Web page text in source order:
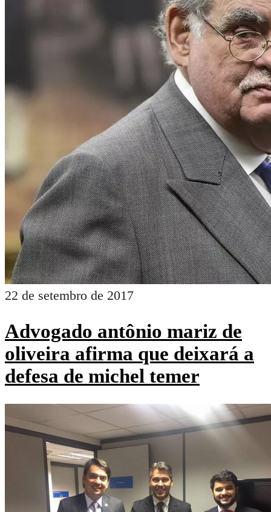
22 de setembro de 2017
Advogado antônio mariz de
oliveira afirma que deixará a
defesa de michel temer